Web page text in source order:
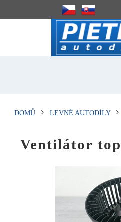
DOMŮ LEVNÉ AUTODÍLY
Ventilátor